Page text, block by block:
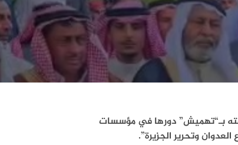
بـ“تهميش” دورها في مؤسسات
وتحرير الجزيرة”.